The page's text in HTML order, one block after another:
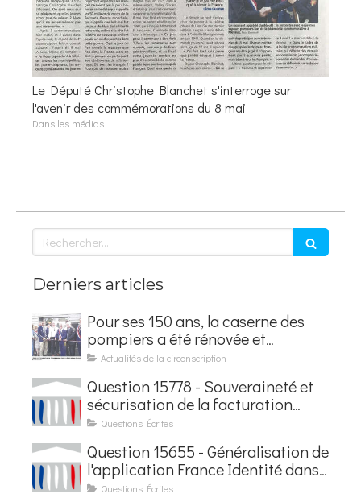
Le Député Christophe Blanchet s'interroge sur
l'avenir des commémorations du 8 mai
Dans les médias
Rechercher
Derniers articles
Pour ses 150 ans, la caserne des
pompiers a été rénovée et
baptisée au nom d'Hubert
Actualités de la circonscription
Question 15778 - Souveraineté et
sécurisation de la facturation
électronique
Questions Écrites
Question 15655 - Généralisation de
l'application France Identité dans
les contrôles du quotidien
Questions Écrites